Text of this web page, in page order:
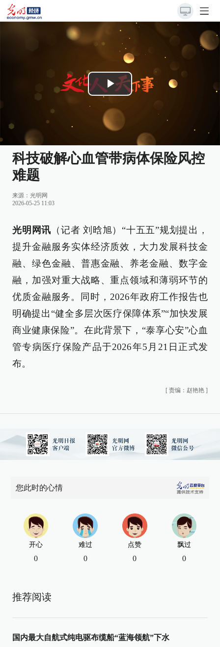
Play
Video
科技破解心血管带病体保险风控
难题
来源： 光明网
2026-05-25 11:03
光明网讯 （记者 刘晗旭）“十五五”规划提出，
提升金融服务实体经济质效，大力发展科技金
融、绿色金融、普惠金融、养老金融、数字金
融，加强对重大战略、重点领域和薄弱环节的
优质金融服务。同时，2026年政府工作报告也
明确提出“健全多层次医疗保障体系”“加快发展
商业健康保险”。在此背景下，“泰享心安”心血
管专病医疗保险产品于2026年5月21日正式发
布。
[ 责编：赵艳艳 ]
您此时的心情
开心
0
难过
0
点赞
0
飘过
0
推荐阅读
国内最大自航式纯电驱布缆船“蓝海领航”下水